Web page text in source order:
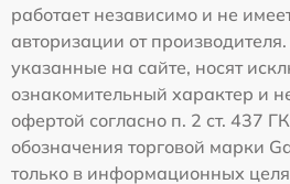
работает независимо и не
авторизации от
указанные на сайте, носят
ознакомительный характер и
офертой согласно п. 2 ст. 437
обозначения торговой марки
только в информационных